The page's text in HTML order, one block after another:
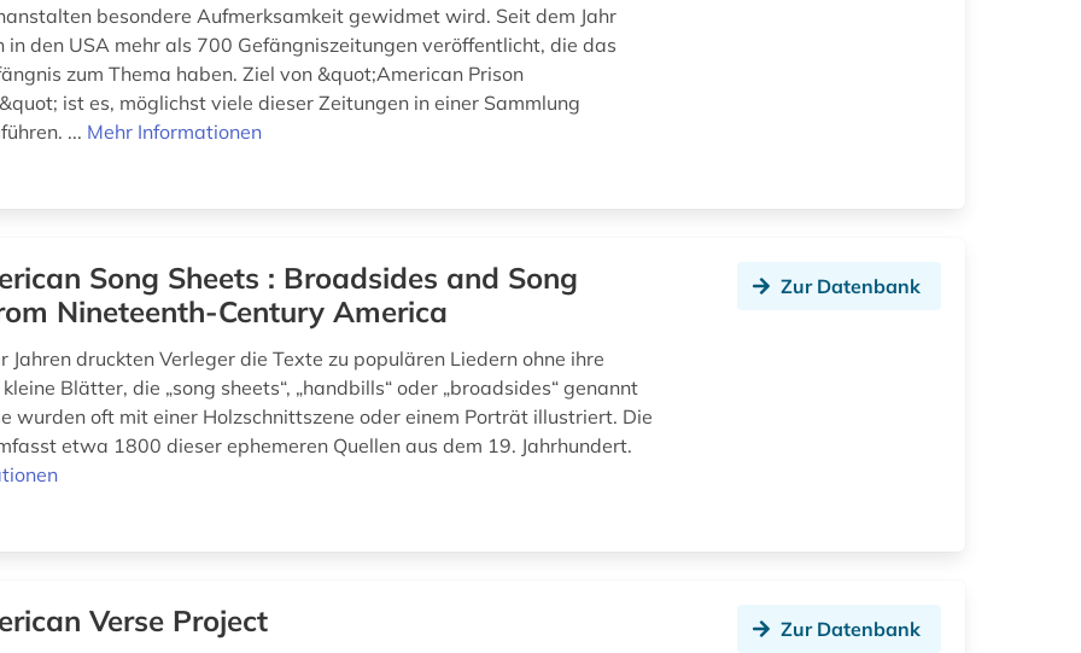
besondere Aufmerksamkeit gewidmet wird. Seit dem Jahr
in den USA mehr als 700 Gefängniszeitungen veröffentlicht, die das
zum Thema haben. Ziel von &quot;American Prison
ist es, möglichst viele dieser Zeitungen in einer Sammlung
... Mehr Informationen
Song Sheets : Broadsides and Song
Nineteenth-Century America
Jahren druckten Verleger die Texte zu populären Liedern ohne ihre
Blätter, die „song sheets“, „handbills“ oder „broadsides“ genannt
wurden oft mit einer Holzschnittszene oder einem Porträt illustriert. Die
etwa 1800 dieser ephemeren Quellen aus dem 19. Jahrhundert.
Zur Datenbank
Verse Project Zur Datenbank